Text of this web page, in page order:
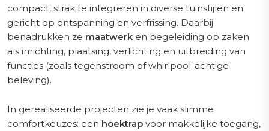
compact, strak te integreren in diverse tuinstijlen en
gericht op ontspanning en verfrissing. Daarbij
benadrukken ze maatwerk en begeleiding op zaken
als inrichting, plaatsing, verlichting en uitbreiding van
functies (zoals tegenstroom of whirlpool-achtige
beleving).
In gerealiseerde projecten zie je vaak slimme
comfortkeuzes: een hoektrap voor makkelijke toegang,